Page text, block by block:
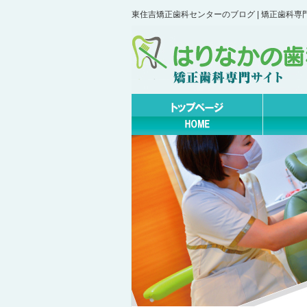
東住吉矯正歯科センターのブログ | 矯正歯科専